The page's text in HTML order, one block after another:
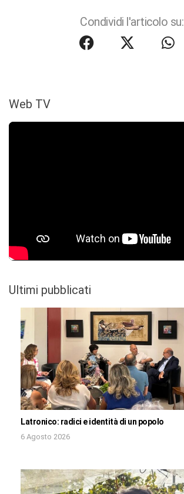
Condividi l'articolo su:
Web TV
Ultimi pubblicati
Latronico: radici e identità di un popolo
6 Agosto 2026